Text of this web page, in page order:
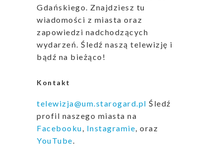
Gdańskiego. Znajdziesz tu
wiadomości z miasta oraz
zapowiedzi nadchodzących
wydarzeń. Śledź naszą telewizję i
bądź na bieżąco!
Kontakt
telewizja@um.starogard.pl Śledź
profil naszego miasta na
Facebooku
Instagramie , oraz
YouTube